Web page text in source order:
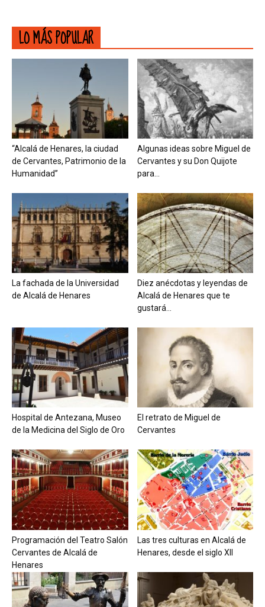
LO MÁS POPULAR
“Alcalá de Henares, la ciudad
de Cervantes, Patrimonio de la
Humanidad”
Algunas ideas sobre Miguel de
Cervantes y su Don Quijote
para...
La fachada de la Universidad
de Alcalá de Henares
Diez anécdotas y leyendas de
Alcalá de Henares que te
gustará...
Hospital de Antezana, Museo
de la Medicina del Siglo de Oro
El retrato de Miguel de
Cervantes
Programación del Teatro Salón
Cervantes de Alcalá de
Henares
Las tres culturas en Alcalá de
Henares, desde el siglo XII